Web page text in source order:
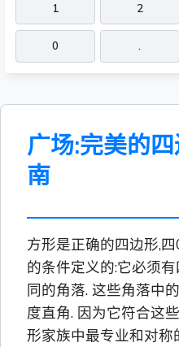
1 2
0 .
广场:完美的
南
方形是正确的四边形,
的条件定义的:它必须
同的角落. 这些角落中
度直角. 因为它符合这
形家族中最专业和对称